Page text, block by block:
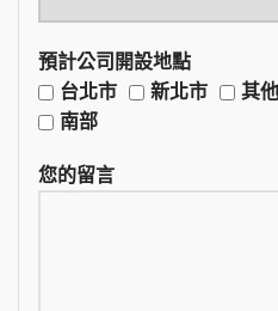
預計公司開設地點
台北市
新北市 其
南部
您的留言